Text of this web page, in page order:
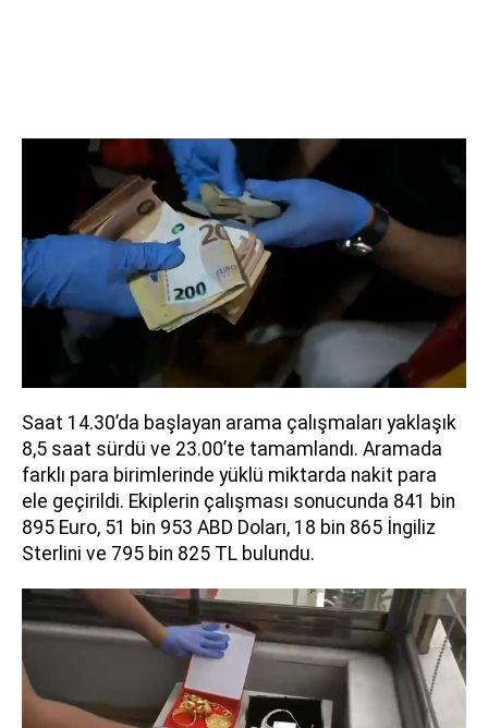
Saat 14.30’da başlayan arama çalışmaları yaklaşık
8,5 saat sürdü ve 23.00’te tamamlandı. Aramada
farklı para birimlerinde yüklü miktarda nakit para
ele geçirildi. Ekiplerin çalışması sonucunda 841 bin
895 Euro, 51 bin 953 ABD Doları, 18 bin 865 İngiliz
Sterlini ve 795 bin 825 TL bulundu.